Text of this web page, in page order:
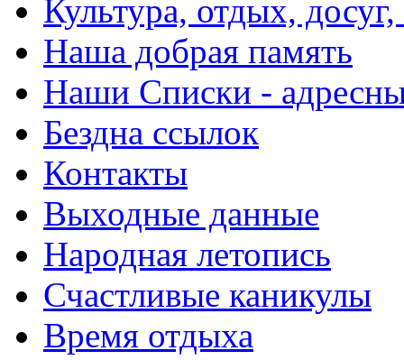
Культура, отдых,
Наша добрая память
Наши Списки -
Бездна ссылок
Контакты
Выходные данные
Народная летопись
Счастливые каникулы
Время отдыха